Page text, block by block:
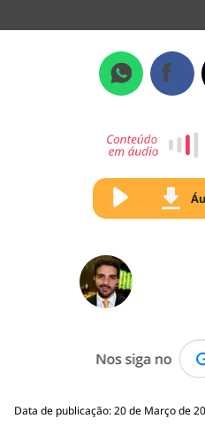
Data de publicação: 20 de Março de